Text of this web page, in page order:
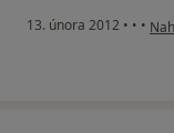
13. února 2012 • • •